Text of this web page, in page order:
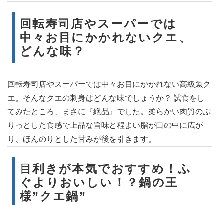
回転寿司店やスーパーでは
中々お目にかかれないクエ、
どんな味？
回転寿司店やスーパーでは中々お目にかかれない高級魚ク
エ。そんなクエの刺身はどんな味でしょうか？ 試食をし
てみたところ、まさに『絶品』でした。柔らかい肉質のぷ
りっとした食感で上品な旨味と程よい脂が口の中に広が
り、ほんのりとした甘みが後を引きます。
目利きが本気でおすすめ！ふ
ぐよりおいしい！？鍋の王
様”クエ鍋”